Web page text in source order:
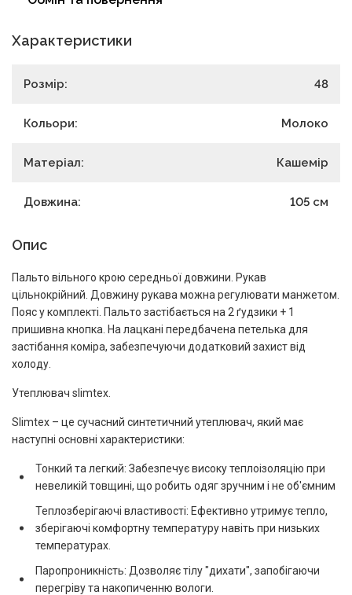
Характеристики
Розмір: 48
Кольори: Молоко
Матеріал: Кашемір
Довжина: 105 см
Опис
Пальто вільного крою середньої довжини. Рукав
цільнокрійний. Довжину рукава можна регулювати манжетом.
Пояс у комплекті. Пальто застібається на 2 ґудзики + 1
пришивна кнопка. На лацкані передбачена петелька для
застібання коміра, забезпечуючи додатковий захист від
холоду.
Утеплювач slimtex.
Slimtex – це сучасний синтетичний утеплювач, який має
наступні основні характеристики:
Тонкий та легкий: Забезпечує високу теплоізоляцію при
невеликій товщині, що робить одяг зручним і не об'ємним
Теплозберігаючі властивості: Ефективно утримує тепло,
зберігаючі комфортну температуру навіть при низьких
температурах.
Паропроникність: Дозволяє тілу "дихати", запобігаючи
перегріву та накопиченню вологи.